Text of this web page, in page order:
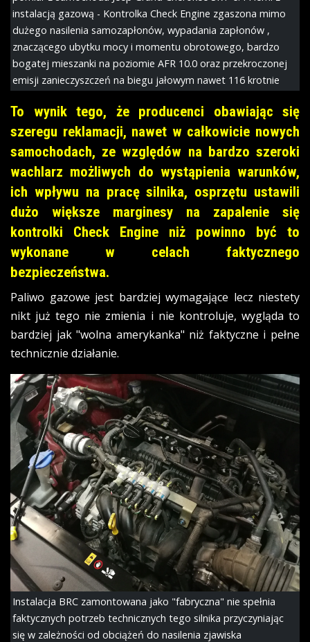
instalacją gazową - Kontrolka Check Engine zgaszona mimo
dużego nasilenia samozapłonów, wypadania zapłonów ,
znaczącego ubytku mocy i momentu obrotowego, bardzo
bogatej mieszanki na poziomie AFR 10.0 oraz przekroczonej
emisji zanieczyszczeń na biegu jałowym nawet 116 krotnie
To wynik tego, że producenci obawiając się
szeregu reklamacji, nawet w całkowicie nowych
samochodach, ze względów na bardzo szeroki
wachlarz możliwych do wystąpienia warunków,
ich wpływu na pracę silnika, osprzętu ustawili
dużo większe marginesy na zapalenie się
kontrolki Check Engine niż powinno być to
wykonane w celach faktycznego
bezpieczeństwa.
Paliwo gazowe jest bardziej wymagające lecz niestety
nikt już tego nie zmienia i nie kontroluje, wygląda to
bardziej jak "wolna amerykanka" niż faktyczne i pełne
technicznie działanie.
Instalacja BRC zamontowana jako "fabryczna" nie spełnia
faktycznych potrzeb technicznych tego silnika przyczyniając
się w zależności od obciążeń do nasilenia zjawiska